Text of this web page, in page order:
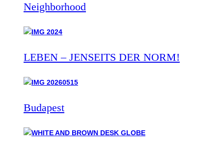
Neighborhood
LEBEN – JENSEITS DER NORM!
Budapest